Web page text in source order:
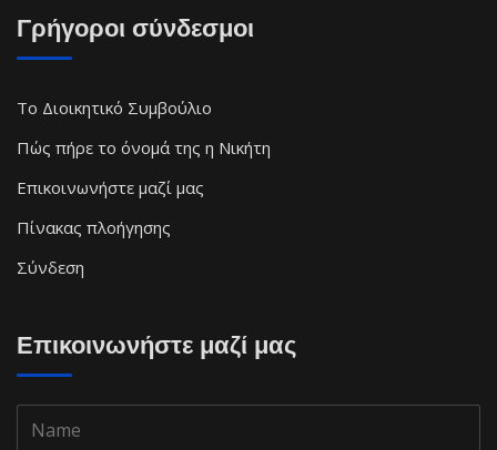
Γρήγοροι σύνδεσμοι
Το Διοικητικό Συμβούλιο
Πώς πήρε το όνομά της η Νικήτη
Επικοινωνήστε μαζί μας
Πίνακας πλοήγησης
Σύνδεση
Επικοινωνήστε μαζί μας